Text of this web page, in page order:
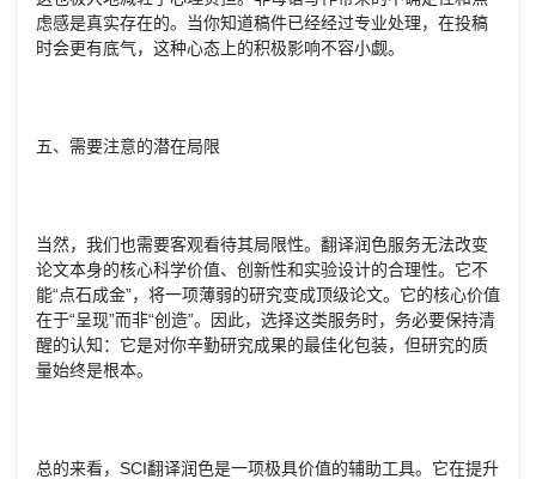
虑感是真实存在的。当你知道稿件已经经过专业处理，在投稿
时会更有底气，这种心态上的积极影响不容小觑。
五、需要注意的潜在局限
当然，我们也需要客观看待其局限性。翻译润色服务无法改变
论文本身的核心科学价值、创新性和实验设计的合理性。它不
能“点石成金”，将一项薄弱的研究变成顶级论文。它的核心价值
在于“呈现”而非“创造”。因此，选择这类服务时，务必要保持清
醒的认知：它是对你辛勤研究成果的最佳化包装，但研究的质
量始终是根本。
总的来看，SCI翻译润色是一项极具价值的辅助工具。它在提升